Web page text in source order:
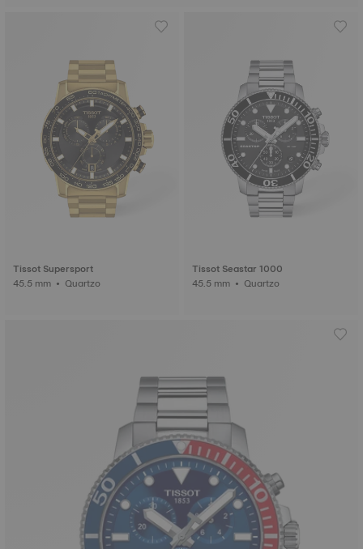
Tissot Supersport
45.5 mm • Quartzo
Tissot Seastar 1000
45.5 mm • Quartzo